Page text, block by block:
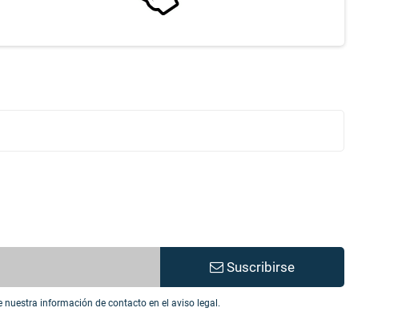
Suscribirse
información de contacto en el aviso legal.